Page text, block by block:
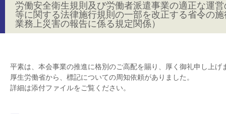
労働安全衛生規則及び労働者派遣事業の適正な運
等に関する法律施行規則の一部を改正する省令の
業務上災害の報告に係る規定関係）
平素は、本会事業の推進に格別のご高配を賜り、厚く御礼申し上げ
厚生労働省から、標記についての周知依頼がありました。
詳細は添付ファイルをご覧ください。